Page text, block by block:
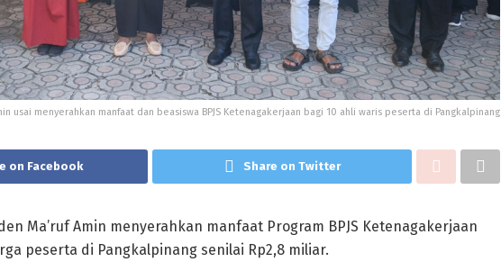
usai menyerahkan manfaat dan beasiswa BPJS Ketenagakerjaan bagi 10 ahli waris peserta di Pangkalpinang
on Facebook Share on Twitter
Ma’ruf Amin menyerahkan manfaat Program BPJS Ketenagakerjaan
peserta di Pangkalpinang senilai Rp2,8 miliar.